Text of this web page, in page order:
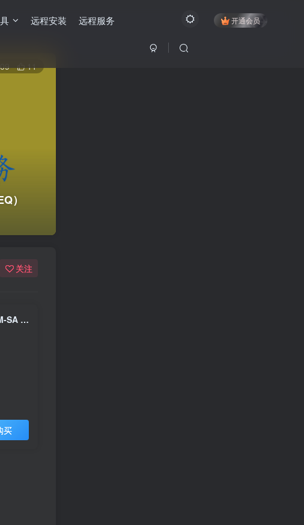
远程安装 远程服务 开通会员
）
11
关注
母带混音套装 Applied Computer Music Technologies ACM-SA Bundle v3.2.0 Win（包含 ACM70SA Vintage limiter ACM-2SA Vintage program EQ ACM-5SA Vintage mid range EQ）
买